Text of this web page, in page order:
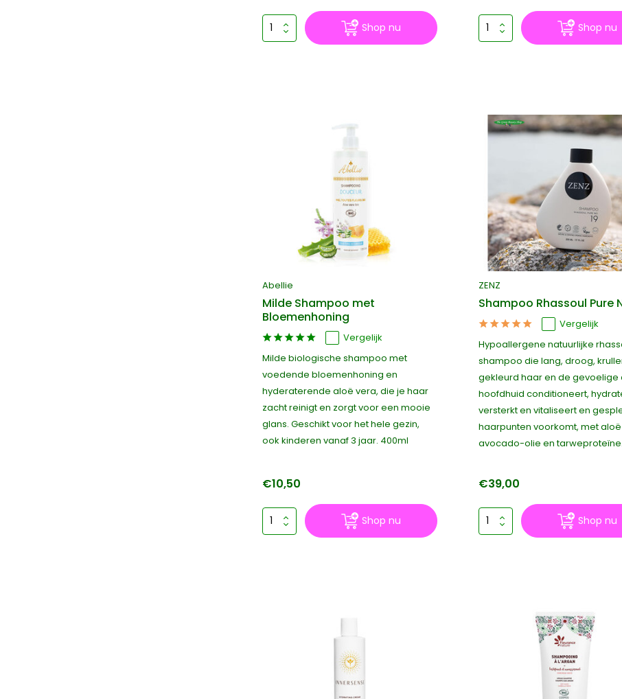
Shop nu Shop nu
Abellie
Milde Shampoo met
Bloemenhoning
Vergelijk
Milde biologische shampoo met
voedende bloemenhoning en
hyderaterende aloë vera, die je haar
zacht reinigt en zorgt voor een mooie
glans. Geschikt voor het hele gezin,
ook kinderen vanaf 3 jaar. 400ml
€10,50
Shop nu
ZENZ
Shampoo Rhassoul Pure
Vergelijk
Hypoallergene natuurlijke
shampoo die lang, droog,
gekleurd haar en de gevoelige
hoofdhuid conditioneert,
versterkt en vitaliseert en
haarpunten voorkomt, met
avocado-olie en
€39,00
Shop nu